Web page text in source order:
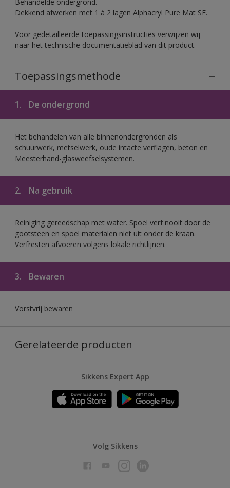
Dekkend afwerken met 1 à 2 lagen Alphacryl Pure Mat SF.
Voor gedetailleerde toepassingsinstructies verwijzen wij
naar het technische documentatieblad van dit product.
Toepassingsmethode
1. De ondergrond
Het behandelen van alle binnenondergronden als
schuurwerk, metselwerk, oude intacte verflagen, beton en
Meesterhand-glasweefselsystemen.
2. Na gebruik
Reiniging gereedschap met water. Spoel verf nooit door de
gootsteen en spoel materialen niet uit onder de kraan.
Verfresten afvoeren volgens lokale richtlijnen.
3. Bewaren
Vorstvrij bewaren
Gerelateerde producten
Sikkens Expert App
Volg Sikkens